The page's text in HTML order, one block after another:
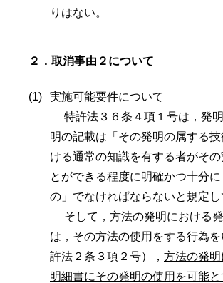
りはない。
２．取消事由２について
実施可能要件について
特許法３６条４項１号は，発
明の記載は「その発明の属する
ける通常の知識を有する者がその
とができる程度に明確かつ十分
の」でなければならないと規定し
そして，方法の発明における
は，その方法の使用をする行為
許法２条３項２号）， 方法の発明
明細書にその発明の使用を可能